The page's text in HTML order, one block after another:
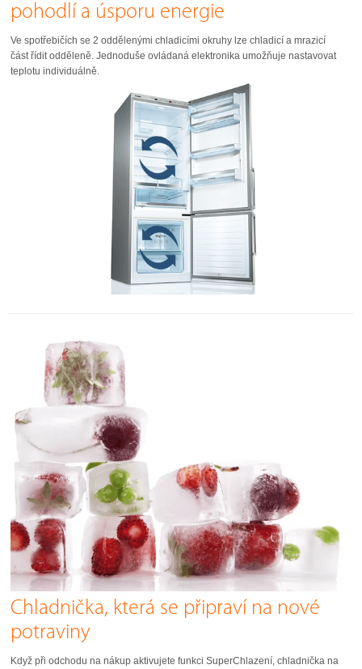
pohodlí a úsporu energie
Ve spotřebičích se 2 oddělenými chladicími okruhy lze chladicí a mrazicí
část řídit odděleně. Jednoduše ovládaná elektronika umožňuje nastavovat
teplotu individuálně.
Chladnička, která se připraví na nové
potraviny
Když při odchodu na nákup aktivujete funkci SuperChlazení, chladnička na